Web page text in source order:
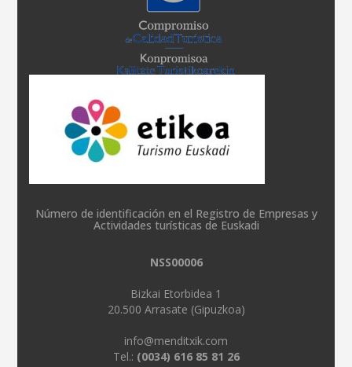
Número de identificación en el Registro de Empresas y
Actividades turísticas de Euskadi
NSS00006
Bizkai Etorbidea 1
20.500 Arrasate (Gipuzkoa)
info@menditxik.com
Tel.: (0034) 616 85 81 26